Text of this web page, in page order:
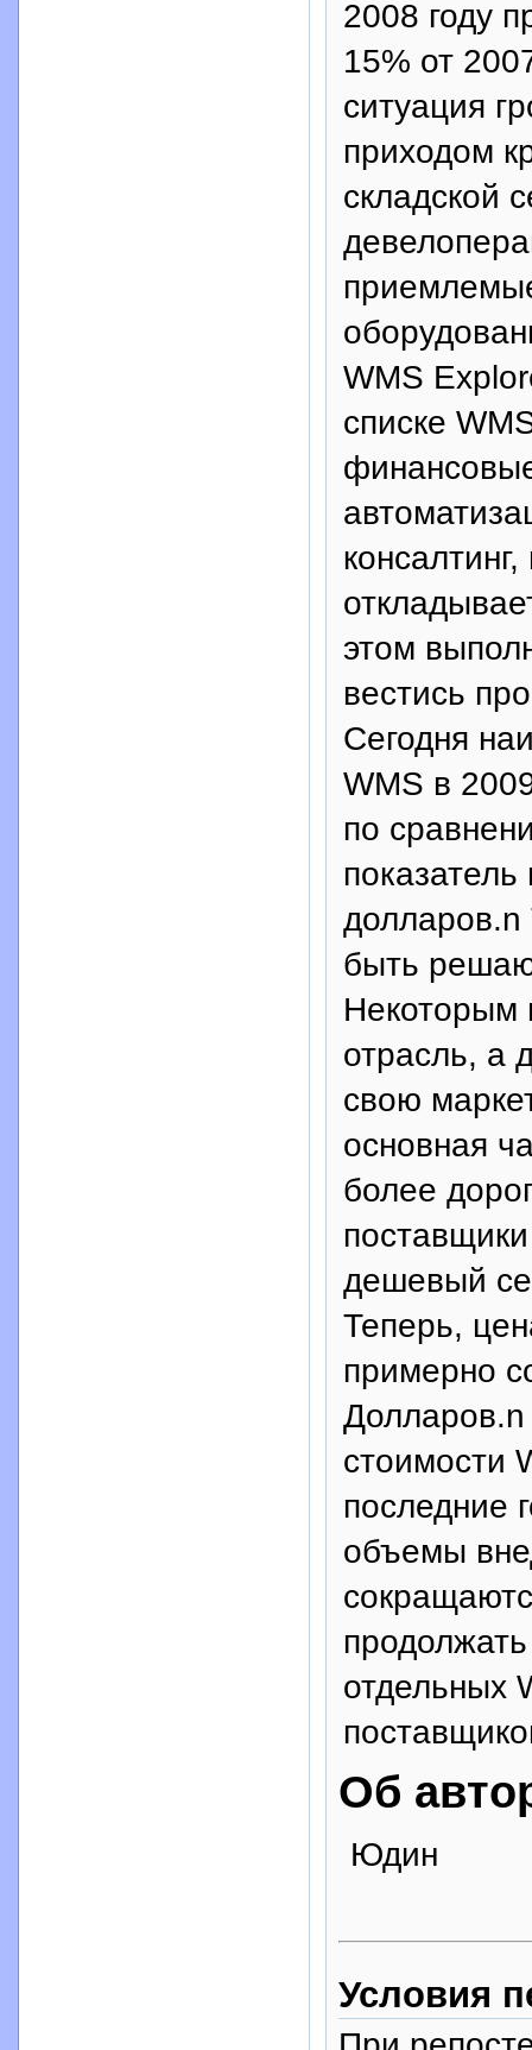
2008 году
15% от
ситуация
приходом
складской
WMS
списке
этом
вестись
Сегодня
WMS в
по
долларов.n
быть
Некоторым
отрасль, а
свою
основная
более
дешевый
Теперь,
примерно
стоимости
последние
объемы
отдельных
Об
Юдин
Условия